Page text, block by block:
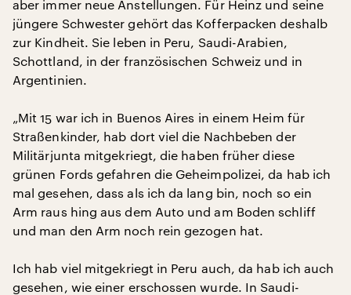
aber immer neue Anstellungen. Für Heinz und seine
jüngere Schwester gehört das Kofferpacken deshalb
zur Kindheit. Sie leben in Peru, Saudi-Arabien,
Schottland, in der französischen Schweiz und in
Argentinien.
„Mit 15 war ich in Buenos Aires in einem Heim für
Straßenkinder, hab dort viel die Nachbeben der
Militärjunta mitgekriegt, die haben früher diese
grünen Fords gefahren die Geheimpolizei, da hab ich
mal gesehen, dass als ich da lang bin, noch so ein
Arm raus hing aus dem Auto und am Boden schliff
und man den Arm noch rein gezogen hat.
Ich hab viel mitgekriegt in Peru auch, da hab ich auch
gesehen, wie einer erschossen wurde. In Saudi-